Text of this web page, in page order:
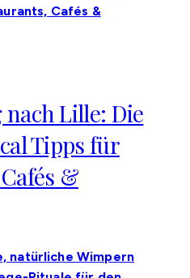
Lille: Die
Tipps für
&